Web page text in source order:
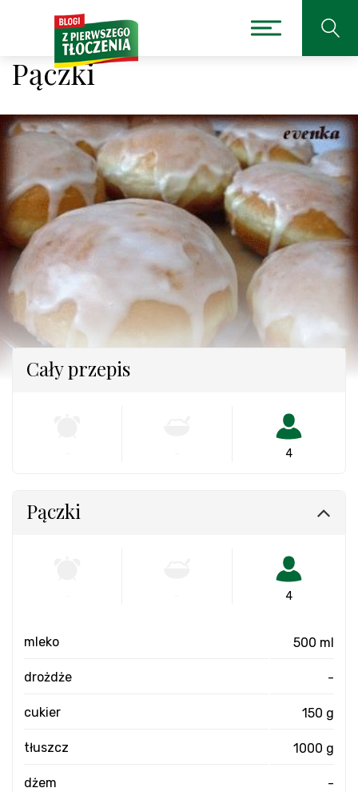
Pączki
Cały przepis
4
Pączki
4
mleko 500 ml
drożdże -
cukier 150 g
tłuszcz 1000 g
dżem -